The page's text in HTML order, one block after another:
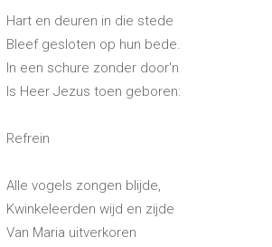
Hart en deuren in die stede
Bleef gesloten op hun bede.
In een schure zonder door'n
Is Heer Jezus toen geboren:
Refrein
Alle vogels zongen blijde,
Kwinkeleerden wijd en zijde
Van Maria uitverkoren